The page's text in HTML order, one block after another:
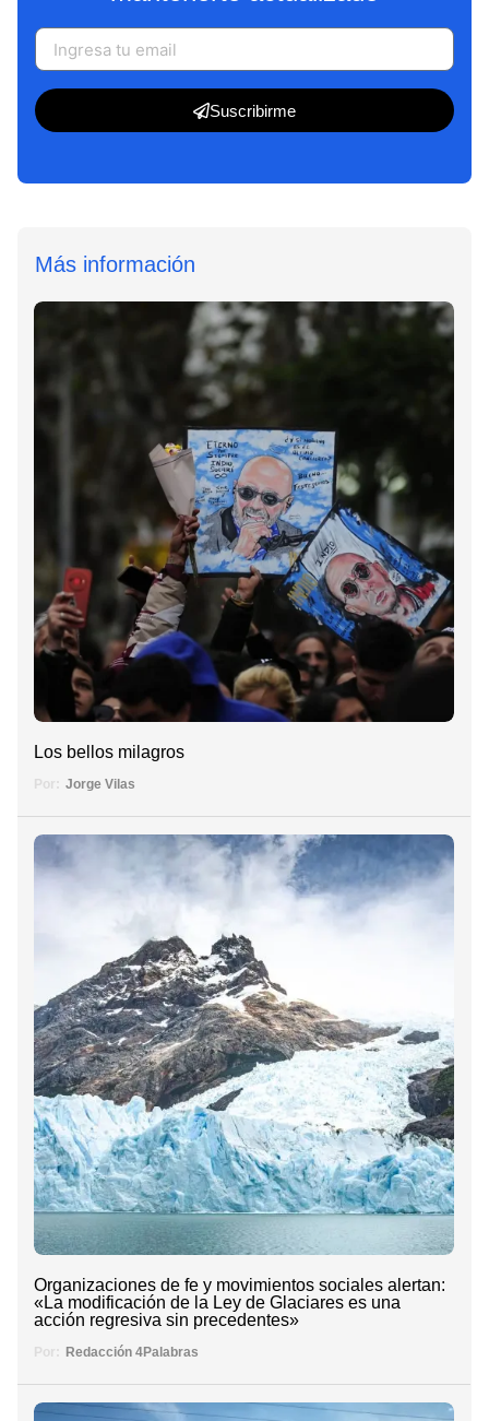
Suscribirme
Más información
Los bellos milagros
Por: Jorge Vilas
Organizaciones de fe y movimientos sociales alertan:
«La modificación de la Ley de Glaciares es una
acción regresiva sin precedentes»
Por: Redacción 4Palabras